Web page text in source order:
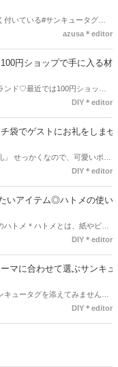
いている#サンキュータグ実
ってご存知でしたか！？あるの
レ花嫁さんたちの#サンキュー
azusa＊editor
円ショップで手に入る材
ンド♡最近では100円ショップ
り、ネット上でダウンロードし
る紙をこだわるプレ花嫁さん
が変わりますよね♪
DIY＊editor
袋でゲストにお礼をしませ
せっかくなので、可愛いポチ
無料でダウンロードできるデザ
いているプレ花嫁さんのお手
DIY＊editor
いアイテム◎ハトメの使い
トメ＊ハトメとは、紙やビニ
とでサイズが幅広く揃っていま
選ぶことができるんです♪*
DIY＊editor
マに合わせて選ぶサンキュ
キュータグを添えてみません
ドできる春婚にもピッタリなサ
DIY＊editor